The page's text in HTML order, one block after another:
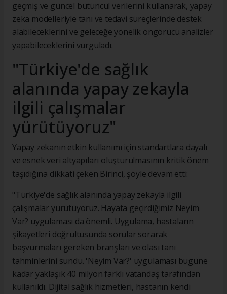
geçmiş ve güncel bütüncül verilerini kullanarak, yapay
zeka modelleriyle tanı ve tedavi süreçlerinde destek
alabileceklerini ve geleceğe yönelik öngörücü analizler
yapabileceklerini vurguladı.
"Türkiye'de sağlık
alanında yapay zekayla
ilgili çalışmalar
yürütüyoruz"
Yapay zekanın etkin kullanımı için standartlara dayalı
ve esnek veri altyapıları oluşturulmasının kritik önem
taşıdığına dikkati çeken Birinci, şöyle devam etti:
"Türkiye'de sağlık alanında yapay zekayla ilgili
çalışmalar yürütüyoruz. Hayata geçirdiğimiz Neyim
Var? uygulaması da önemli. Uygulama, hastaların
şikayetleri doğrultusunda sorular sorarak
başvurmaları gereken branşları ve olası tanı
tahminlerini sundu. 'Neyim Var?' uygulaması bugüne
kadar yaklaşık 40 milyon farklı vatandaş tarafından
kullanıldı. Dijital sağlık hizmetleri, hastanın kendi